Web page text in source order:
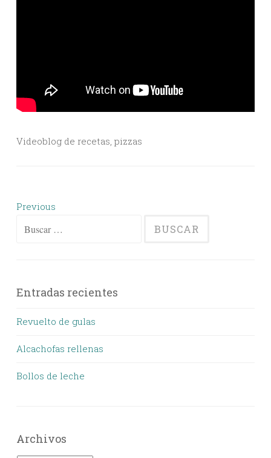
Videoblog de recetas, pizzas
Posts
navigation
Previous
Buscar:
Entradas recientes
Revuelto de gulas
Alcachofas rellenas
Bollos de leche
Archivos